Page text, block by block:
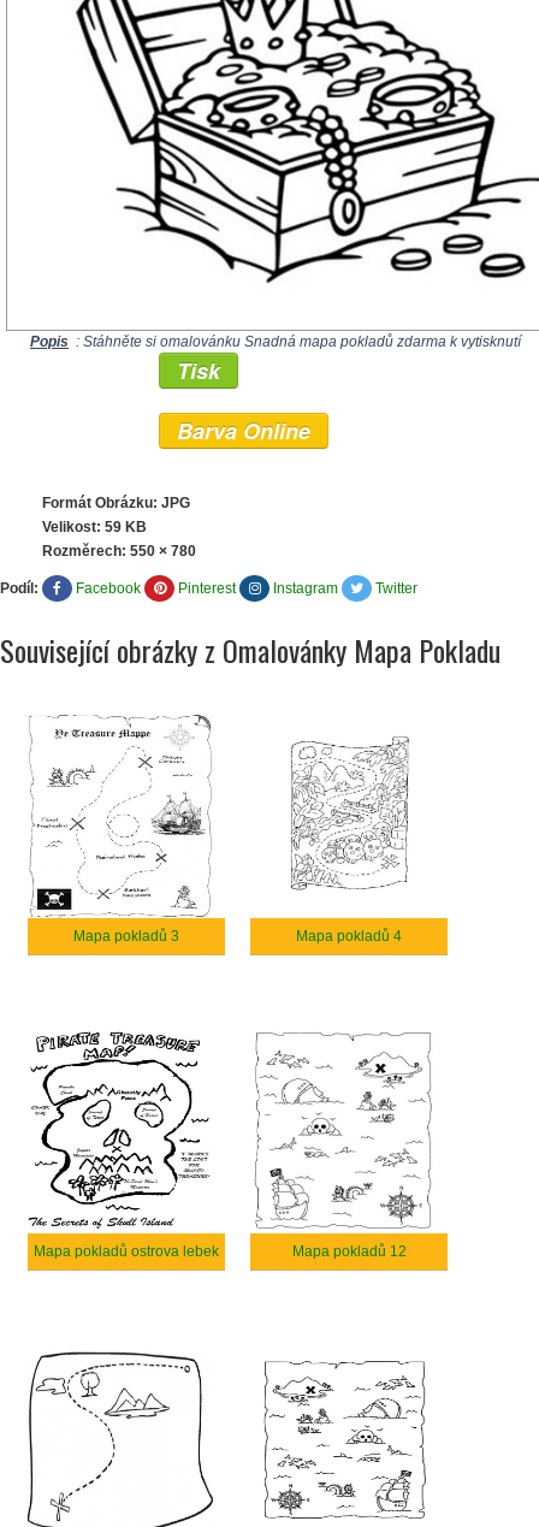
Popis : Stáhněte si omalovánku Snadná mapa pokladů zdarma k vytisknutí
Tisk
Barva Online
Formát Obrázku: JPG
Velikost: 59 KB
Rozměrech: 550 × 780
Podíl: Facebook Pinterest Instagram Twitter
Související obrázky z Omalovánky Mapa Pokladu
Mapa pokladů 3 Mapa pokladů 4
Mapa pokladů ostrova lebek Mapa pokladů 12